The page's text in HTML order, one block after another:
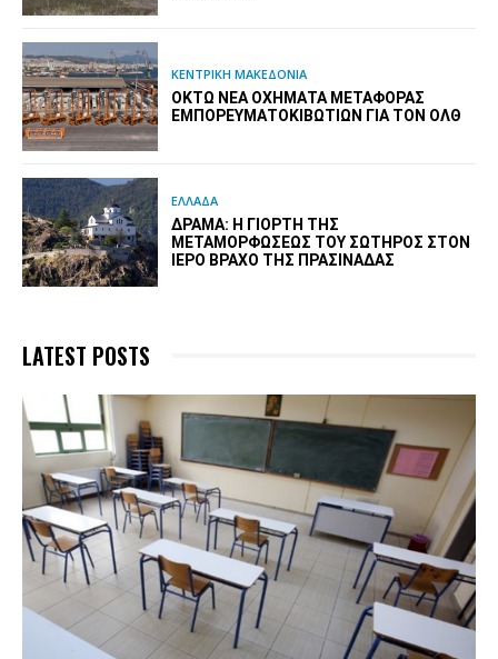
ΚΕΝΤΡΙΚΗ ΜΑΚΕΔΟΝΙΑ
ΟΚΤΏ ΝΈΑ ΟΧΉΜΑΤΑ ΜΕΤΑΦΟΡΆΣ
ΕΜΠΟΡΕΥΜΑΤΟΚΙΒΩΤΊΩΝ ΓΙΑ ΤΟΝ ΟΛΘ
ΕΛΛΑΔΑ
ΔΡΆΜΑ: Η ΓΙΟΡΤΉ ΤΗΣ
ΜΕΤΑΜΟΡΦΏΣΕΩΣ ΤΟΥ ΣΩΤΉΡΟΣ ΣΤΟΝ
ΙΕΡΌ ΒΡΆΧΟ ΤΗΣ ΠΡΑΣΙΝΆΔΑΣ
LATEST POSTS